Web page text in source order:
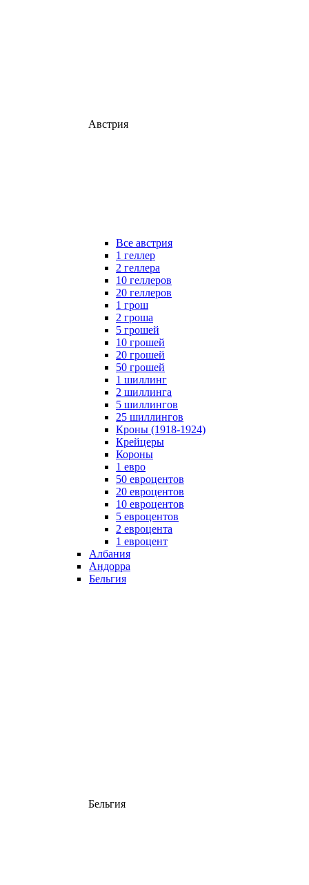
Австрия
Все австрия
1 геллер
2 геллера
10 геллеров
20 геллеров
1 грош
2 гроша
5 грошей
10 грошей
20 грошей
50 грошей
1 шиллинг
2 шиллинга
5 шиллингов
25 шиллингов
Кроны (1918-1924)
Крейцеры
Короны
1 евро
50 евроцентов
20 евроцентов
10 евроцентов
5 евроцентов
2 евроцента
1 евроцент
Албания
Андорра
Бельгия
Бельгия